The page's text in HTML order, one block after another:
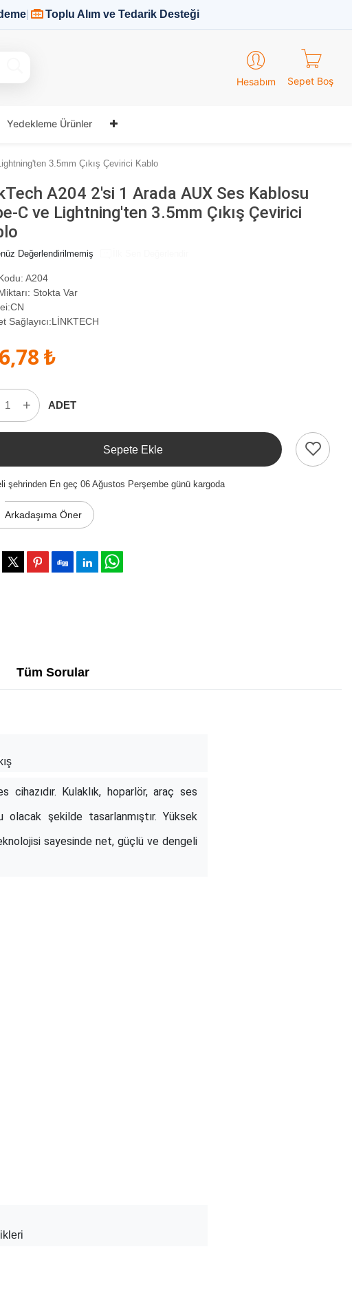
Toplu Alım ve Tedarik Desteği
Hesabım Sepet Boş
Yedekleme Ürünler
3.5mm Çıkış Çevirici Kablo
A204 2'si 1 Arada AUX Ses Kablosu
C ve Lightning'ten 3.5mm Çıkış Çevirici
Değerlendirilmemiş
A204
Stokta Var
CN
Sağlayıcı:LİNKTECH
₺
+ ADET
Sepete Ekle
şehrinden En geç 06 Ağustos Perşembe günü kargoda
Arkadaşıma Öner
Tüm Sorular
Kulaklık, hoparlör, araç ses
şekilde tasarlanmıştır. Yüksek
sayesinde net, güçlü ve dengeli